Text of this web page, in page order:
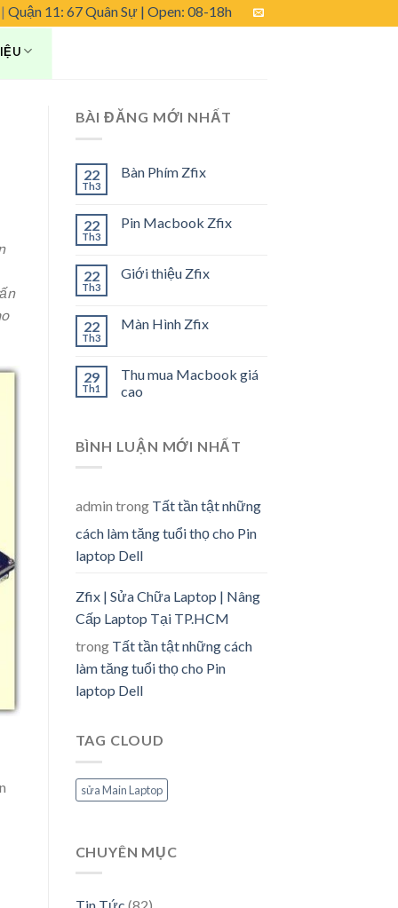
Quận 11: 67 Quân Sự | Open: 08-18h
BÀI ĐĂNG MỚI NHẤT
22
Th3
Bàn Phím Zfix
22
Th3
Pin Macbook Zfix
22
Th3
Giới thiệu Zfix
22
Th3
Màn Hình Zfix
29
Th1
Thu mua Macbook giá
cao
BÌNH LUẬN MỚI NHẤT
admin trong Tất tần tật những
cách làm tăng tuổi thọ cho Pin
laptop Dell
Zfix | Sửa Chữa Laptop | Nâng
Cấp Laptop Tại TP.HCM
trong Tất tần tật những cách
làm tăng tuổi thọ cho Pin
laptop Dell
TAG CLOUD
sửa Main Laptop
CHUYÊN MỤC